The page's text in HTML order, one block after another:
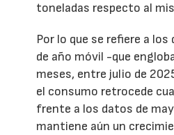
toneladas respecto al
Por lo que se refiere a
de año móvil -que
meses, entre julio de
el consumo retrocede
frente a los datos de
mantiene aún un